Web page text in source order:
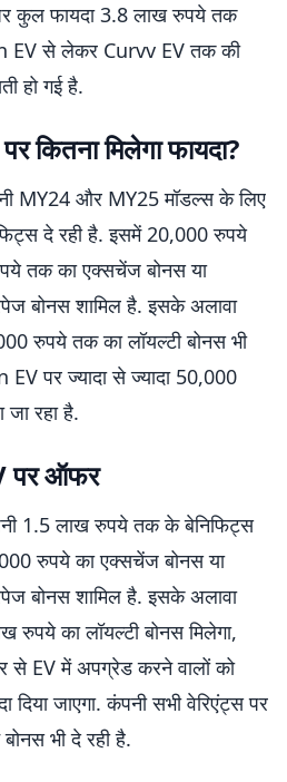
कुल फायदा 3.8 लाख रुपये तक
EV से लेकर Curvv EV तक की
हो गई है.
मिलेगा फायदा?
MY24 और MY25 मॉडल्स के लिए
दे रही है. इसमें 20,000 रुपये
तक का एक्सचेंज बोनस या
बोनस शामिल है. इसके अलावा
रुपये तक का लॉयल्टी बोनस भी
पर ज्यादा से ज्यादा 50,000
रहा है.
पर ऑफर
1.5 लाख रुपये तक के बेनिफिट्स
रुपये का एक्सचेंज बोनस या
बोनस शामिल है. इसके अलावा
रुपये का लॉयल्टी बोनस मिलेगा,
से EV में अपग्रेड करने वालों को
जाएगा. कंपनी सभी वेरिएंट्स पर
भी दे रही है.